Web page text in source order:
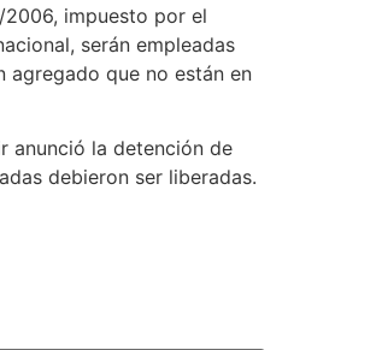
impuesto por el
serán empleadas
agregado que no están en
anunció la detención de
debieron ser liberadas.